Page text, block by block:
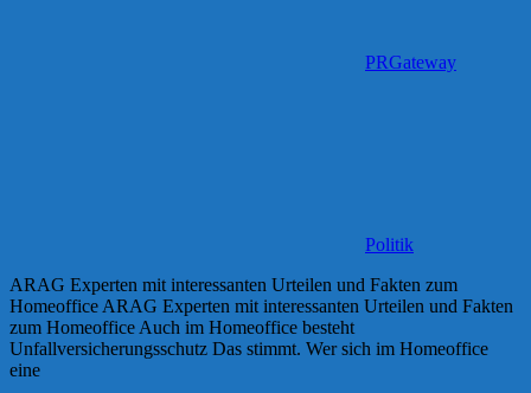
PRGateway
Politik
ARAG Experten mit interessanten Urteilen und Fakten zum
Homeoffice ARAG Experten mit interessanten Urteilen und Fakten
zum Homeoffice Auch im Homeoffice besteht
Unfallversicherungsschutz Das stimmt. Wer sich im Homeoffice
eine